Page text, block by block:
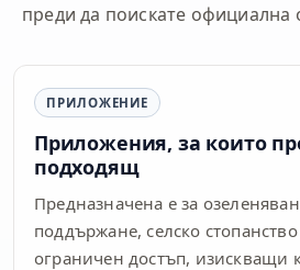
преди да поискате официална
ПРИЛОЖЕНИЕ
Приложения, за които
подходящ
Предназначена е за
поддържане, селско
ограничен достъп, изискващи